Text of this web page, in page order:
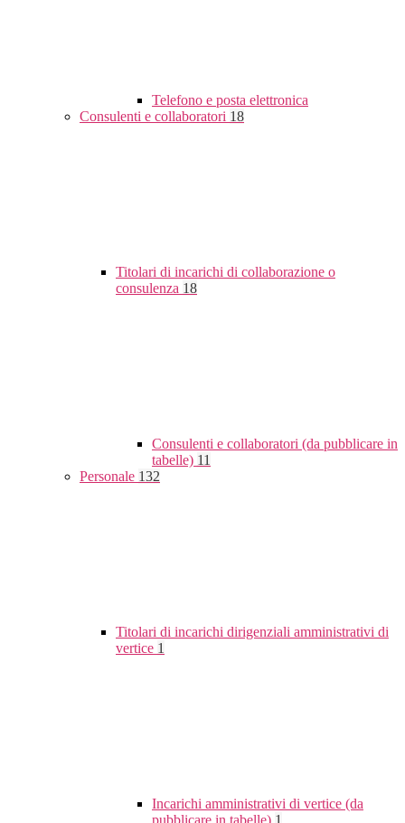
Telefono e posta elettronica
Consulenti e collaboratori 18
Titolari di incarichi di collaborazione o
consulenza 18
Consulenti e collaboratori (da pubblicare in
tabelle) 11
Personale 132
Titolari di incarichi dirigenziali amministrativi di
vertice 1
Incarichi amministrativi di vertice (da